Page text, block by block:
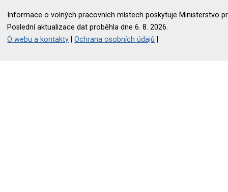
Informace o volných pracovních místech poskytuje Ministerstvo
Poslední aktualizace dat proběhla dne 6. 8. 2026.
O webu a kontakty |Ochrana osobních údajů